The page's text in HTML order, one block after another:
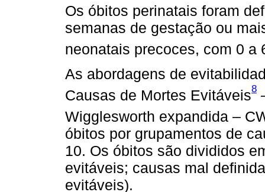
Os óbitos perinatais foram
semanas de gestação ou
neonatais precoces, com 0 a
As abordagens de
Causas de Mortes Evitáveis8
Wigglesworth expandida –
óbitos por grupamentos de
10. Os óbitos são divididos
evitáveis; causas mal
evitáveis).